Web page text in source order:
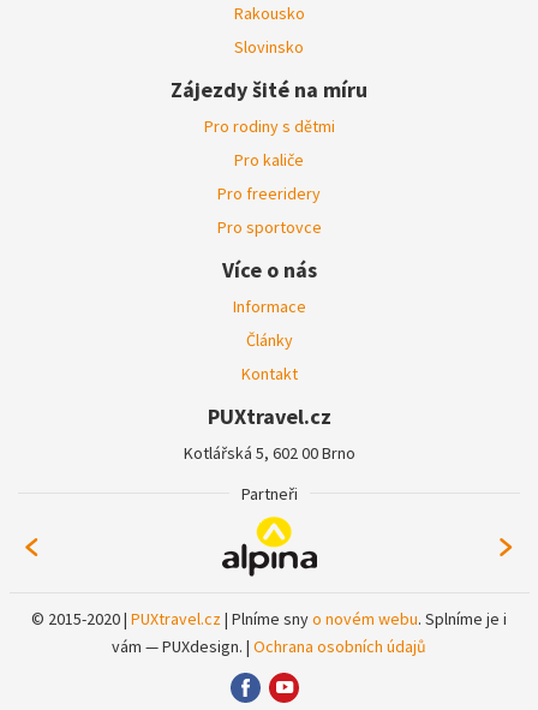
Rakousko
Slovinsko
Zájezdy šité na míru
Pro rodiny s dětmi
Pro kaliče
Pro freeridery
Pro sportovce
Více o nás
Informace
Články
Kontakt
PUXtravel.cz
Kotlářská 5, 602 00 Brno
Partneři
© 2015-2020 | PUXtravel.cz| Plníme snyo novém webu. Splníme je i
vám — PUXdesign. | Ochrana osobních údajů